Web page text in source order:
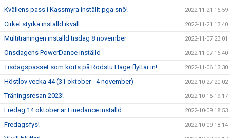
Kvällens pass i Kassmyra inställt pga snö! 2022-11-21 16:59
Cirkel styrka inställd ikväll 2022-11-21 13:40
Multiträningen inställd tisdag 8 november 2022-11-07 23:01
Onsdagens PowerDance inställd 2022-11-07 16:40
Tisdagspasset som körts på Rödstu Hage flyttar in! 2022-11-06 13:30
Höstlov vecka 44 (31 oktober - 4 november) 2022-10-27 20:02
Träningsresan 2023! 2022-10-16 19:17
Fredag 14 oktober är Linedance inställd 2022-10-09 18:53
Fredagsfys! 2022-10-09 18:14